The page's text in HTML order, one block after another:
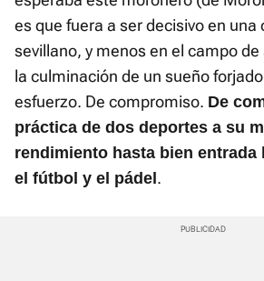
es que fuera a ser decisivo en una
sevillano, y menos en el campo
la culminación de un sueño
esfuerzo. De compromiso. De
práctica de dos deportes a su
rendimiento hasta bien entrada
el fútbol y el pádel .